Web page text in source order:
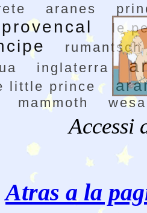
aranes
provencal le
rumantsch
inglaterra
little prince
mammoth
Accessi
Atras a la